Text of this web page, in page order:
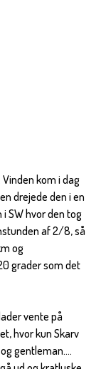
kom i dag
drejede den i en
SW hvor den tog
af 2/8, så
og
grader som det
vente på
hvor kun Skarv
gentleman….